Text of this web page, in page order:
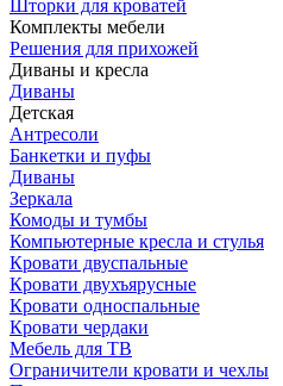
Шторки для кроватей
Комплекты мебели
Решения для прихожей
Диваны и кресла
Диваны
Детская
Антресоли
Банкетки и пуфы
Диваны
Зеркала
Комоды и тумбы
Компьютерные кресла и стулья
Кровати двуспальные
Кровати двухъярусные
Кровати односпальные
Кровати чердаки
Мебель для ТВ
Ограничители кровати и чехлы